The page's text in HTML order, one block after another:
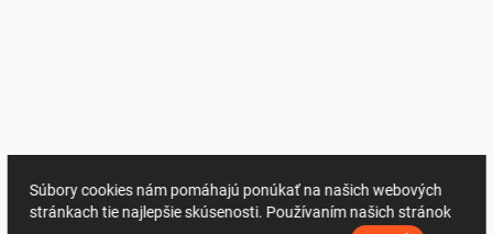
Súbory cookies nám pomáhajú ponúkať na našich webových
stránkach tie najlepšie skúsenosti. Používaním našich stránok